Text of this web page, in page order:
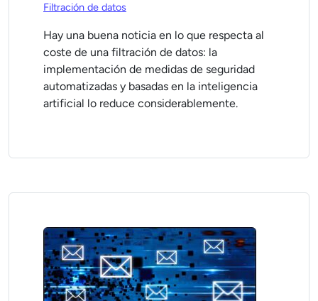
Filtración de datos
Hay una buena noticia en lo que respecta al
coste de una filtración de datos: la
implementación de medidas de seguridad
automatizadas y basadas en la inteligencia
artificial lo reduce considerablemente.